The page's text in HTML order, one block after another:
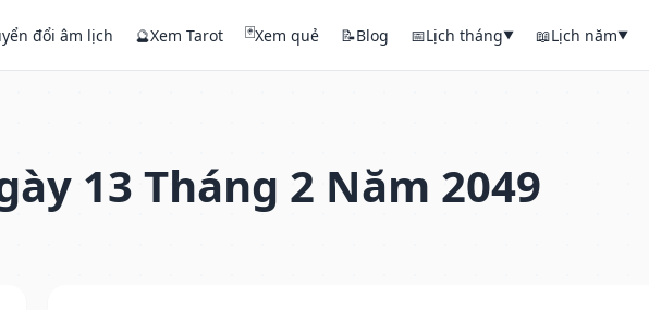
đổi âm lịch 🔮Xem Tarot 🃏Xem quẻ 📝Blog 📅Lịch tháng▼ 📖Lịch năm▼
13 Tháng 2 Năm 2049